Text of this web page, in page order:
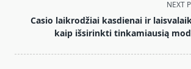
text">Page</span>
NEXT
Casio laikrodžiai kasdienai ir
kaip išsirinkti tinkamiausią